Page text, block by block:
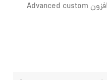
Advanced custom